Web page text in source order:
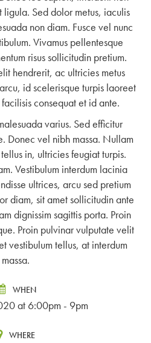
ligula. Sed dolor metus, iaculis
non diam. Fusce vel nunc
Vivamus pellentesque
risus sollicitudin pretium.
hendrerit, ac ultricies metus
id scelerisque turpis laoreet
consequat et id ante.
varius. Sed efficitur
Donec vel nibh massa. Nullam
in, ultricies feugiat turpis.
Vestibulum interdum lacinia
ultrices, arcu sed pretium
diam, sit amet sollicitudin ante
dignissim sagittis porta. Proin
Proin pulvinar vulputate velit
vestibulum tellus, at interdum
massa.
WHEN
at 6:00pm - 9pm
WHERE